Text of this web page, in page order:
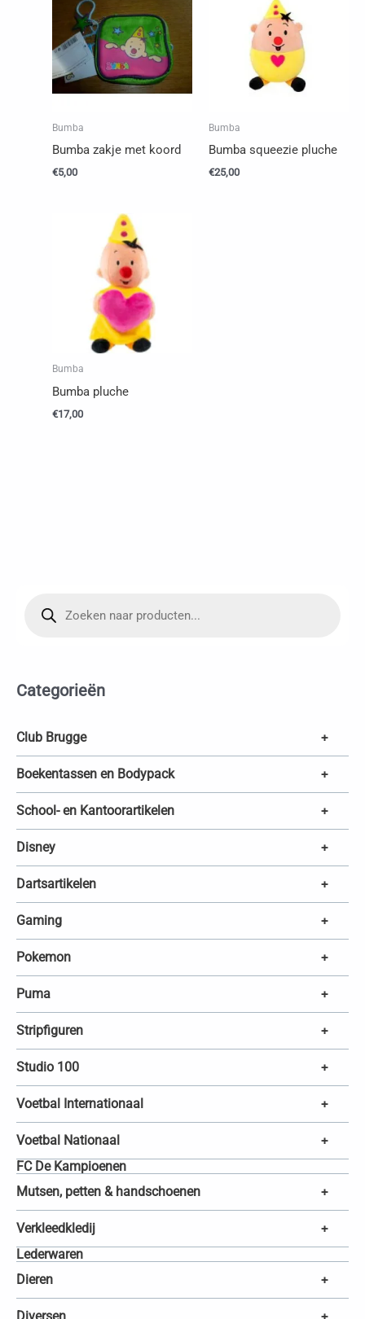
n
z
k
e
n
Categorieën
Club Brugge +
Boekentassen en Bodypack +
School- en Kantoorartikelen +
Disney +
Dartsartikelen +
Gaming +
Pokemon +
Puma +
Stripfiguren +
Studio 100 +
Voetbal Internationaal +
Voetbal Nationaal +
FC De Kampioenen
Mutsen, petten & handschoenen
+
Verkleedkledij +
Lederwaren
Dieren
+
Bumba
Bumba zakje met koord
€5,00
Bumba
Bumba squeezie pluche
€25,00
Bumba
Bumba pluche
€17,00